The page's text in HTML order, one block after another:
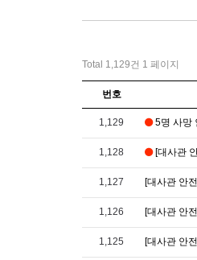
Total 1,129건 1 페이지
번호
1,129 5명 사망
1,128 [대사관
1,127 [대사관 안
1,126 [대사관 안
1,125 [대사관 안